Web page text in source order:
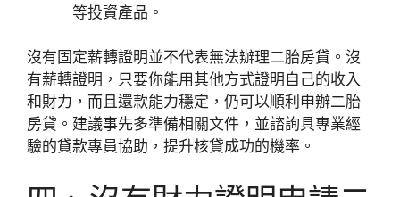
等投資產品。
沒有固定薪轉證明並不代表無法辦理二胎房貸。沒
有薪轉證明，只要你能用其他方式證明自己的收入
和財力，而且還款能力穩定，仍可以順利申辦二胎
房貸。建議事先多準備相關文件，並諮詢具專業經
驗的貸款專員協助，提升核貸成功的機率。